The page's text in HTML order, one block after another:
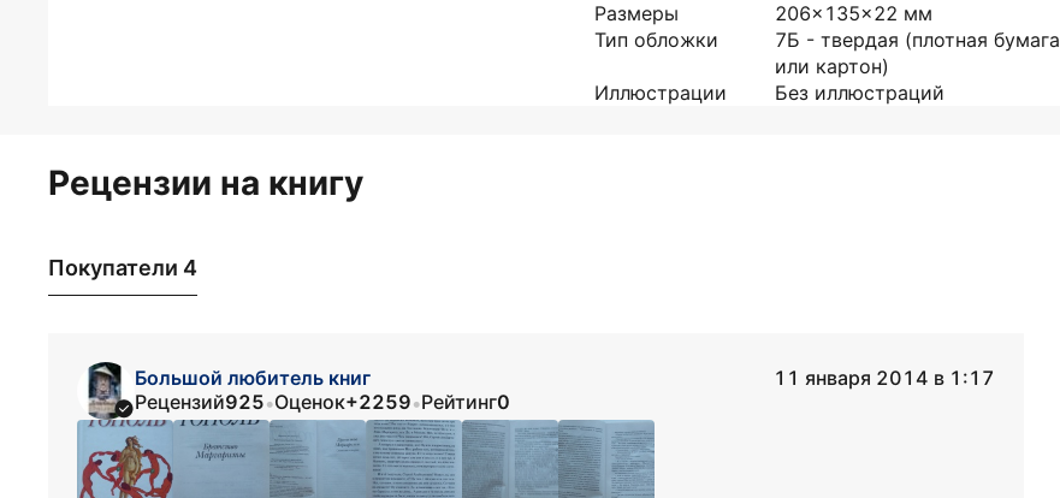
Размеры
206x135x22 мм
Тип обложки
7Б - твердая (плотная бумага
или картон)
Иллюстрации
Без иллюстраций
Рецензии на книгу
Покупатели 4
Большой любитель книг
11 января 2014 в 1:17
Рецензий925•Оценок+2259•Рейтинг0